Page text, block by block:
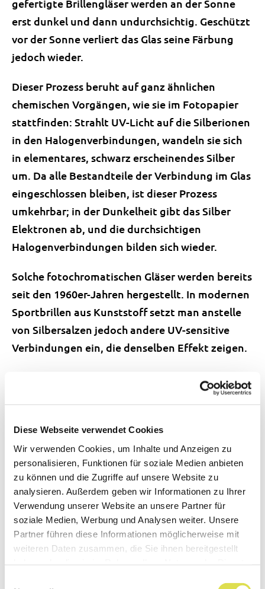
Diese Webseite verwendet Cookies
Wir verwenden Cookies, um Inhalte und Anzeigen zu
personalisieren, Funktionen für soziale Medien anbieten
zu können und die Zugriffe auf unsere Website zu
analysieren. Außerdem geben wir Informationen zu Ihrer
Verwendung unserer Website an unsere Partner für
soziale Medien, Werbung und Analysen weiter. Unsere
Partner führen diese Informationen möglicherweise mit
weiteren Daten zusammen, die Sie ihnen bereitgestellt
gefertigte Brillengläser werden an der Sonne
erst dunkel und dann undurchsichtig. Geschützt
vor der Sonne verliert das Glas seine Färbung
jedoch wieder.
Dieser Prozess beruht auf ganz ähnlichen
chemischen Vorgängen, wie sie im Fotopapier
stattfinden: Strahlt UV-Licht auf die Silberionen
in den Halogenverbindungen, wandeln sie sich
in elementares, schwarz erscheinendes Silber
um. Da alle Bestandteile der Verbindung im Glas
eingeschlossen bleiben, ist dieser Prozess
umkehrbar; in der Dunkelheit gibt das Silber
Elektronen ab, und die durchsichtigen
Halogenverbindungen bilden sich wieder.
Solche fotochromatischen Gläser werden bereits
seit den 1960er-Jahren hergestellt. In modernen
Sportbrillen aus Kunststoff setzt man anstelle
von Silbersalzen jedoch andere UV-sensitive
Verbindungen ein, die denselben Effekt zeigen.
Elementares Silber findet heutzutage noch
andere Anwendungen: als Nanopartikel in
Textilien. Fein verteilte Silber-Nanopartikel
wirken nämlich bakterizid – sie töten Bakterien
ab. Textilien mit eingearbeitetem Nano-Silber
können für Unterwäsche oder Sportbekleidung
verwendet werden.
Wegen seiner hohen elektrischen Leitfähigkeit,
seiner optischen Reflexionsfähigkeit und hohen